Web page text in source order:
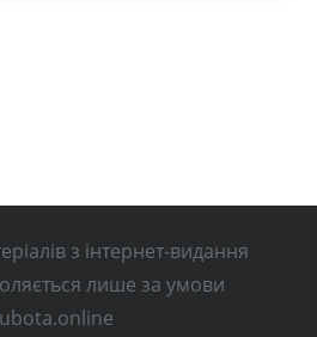
з інтернет-видання
лише за умови